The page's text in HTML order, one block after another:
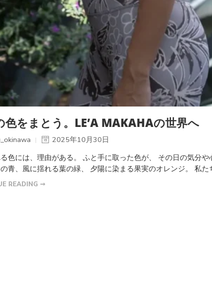
色をまとう。LE’A MAKAHAの世界へ
2025年10月30日
色には、理由がある。 ふと手に取った色が、 その日の気分
青、風に揺れる葉の緑、 夕陽に染まる果実のオレンジ。 私
READING ➞